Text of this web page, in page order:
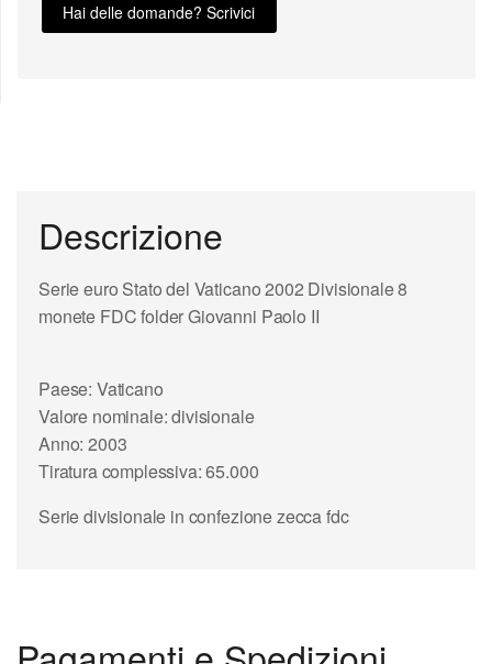
Hai delle domande? Scrivici
Descrizione
Serie euro Stato del Vaticano 2002 Divisionale 8
monete FDC folder Giovanni Paolo II
Paese: Vaticano
Valore nominale: divisionale
Anno: 2003
Tiratura complessiva: 65.000
Serie divisionale in confezione zecca fdc